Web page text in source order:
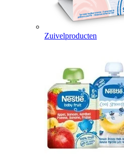
Zuivelproducten